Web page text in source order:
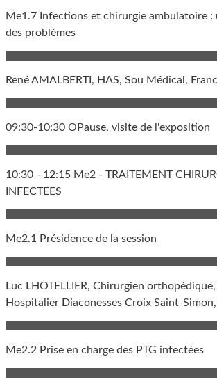
Me1.7 Infections et chirurgie ambulatoire :
des problèmes
René AMALBERTI, HAS, Sou Médical,
09:30-10:30 OPause, visite de l'exposition
10:30 - 12:15 Me2 - TRAITEMENT
INFECTEES
Me2.1 Présidence de la session
Luc LHOTELLIER, Chirurgien
Hospitalier Diaconesses Croix Saint-
Me2.2 Prise en charge des PTG infectées